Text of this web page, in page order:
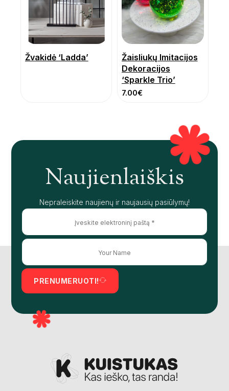
Žvakidė ‘Ladda’
Žaisliukų Imitacijos
Dekoracijos
‘Sparkle Trio’
7.00€
Naujienlaiškis
Nepraleiskite naujienų ir naujausių pasiūlymų!
PRENUMERUOTI!